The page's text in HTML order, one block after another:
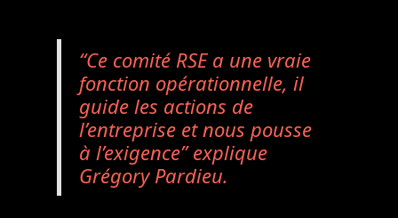
“Ce comité RSE a une vraie
fonction opérationnelle, il
guide les actions de
l’entreprise et nous pousse
à l’exigence” explique
Grégory Pardieu.